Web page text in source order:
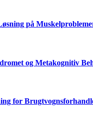
på
og Metakognitiv
for